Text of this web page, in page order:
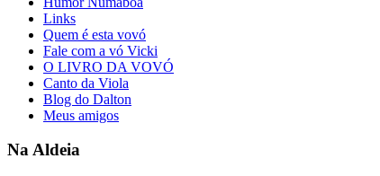
Links
Quem é esta vovó
Fale com a vó Vicki
O LIVRO DA VOVÓ
Canto da Viola
Blog do Dalton
Meus amigos
Na Aldeia